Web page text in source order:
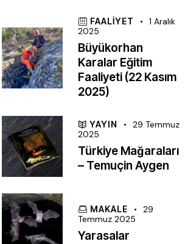
FAALIYET
1 Aralık
2025
Büyükorhan
Karalar Eğitim
Faaliyeti (22 Kasım
2025)
YAYIN
29 Temmuz
2025
Türkiye Mağaraları
– Temuçin Aygen
MAKALE
29
Temmuz 2025
Yarasalar